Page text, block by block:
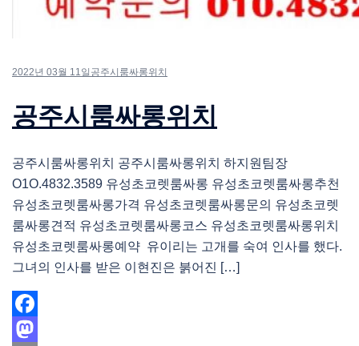
2022년 03월 11일 공주시룸싸롱위치
공주시룸싸롱위치
공주시룸싸롱위치 공주시룸싸롱위치 하지원팀장
O1O.4832.3589 유성초코렛룸싸롱 유성초코렛룸싸롱추천
유성초코렛룸싸롱가격 유성초코렛룸싸롱문의 유성초코렛
룸싸롱견적 유성초코렛룸싸롱코스 유성초코렛룸싸롱위치
유성초코렛룸싸롱예약 유이리는 고개를 숙여 인사를 했다.
그녀의 인사를 받은 이현진은 붉어진 […]
Facebook